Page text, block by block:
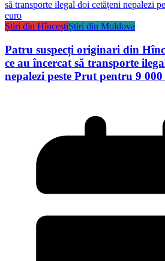
Știri din HînceștiȘtiri din Moldova
Patru suspecți originari din
ce au încercat să transporte
nepalezi peste Prut pentru 9 000